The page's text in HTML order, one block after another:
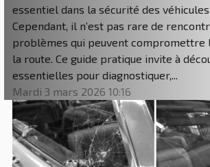
essentiel dans la sécurité des
Cependant, il n’est pas rare de
problèmes qui peuvent compromettre
la route. Ce guide pratique invite à
essentielles pour diagnostiquer,...
Mardi 3 mars 2026 10:16